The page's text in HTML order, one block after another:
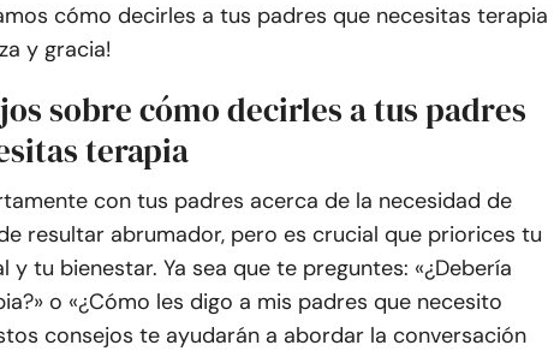
cómo decirles a tus padres que necesitas terapia
y gracia!
sobre cómo decirles a tus padres
terapia
con tus padres acerca de la necesidad de
resultar abrumador, pero es crucial que priorices tu
y tu bienestar. Ya sea que te preguntes: «¿Debería
o «¿Cómo les digo a mis padres que necesito
consejos te ayudarán a abordar la conversación